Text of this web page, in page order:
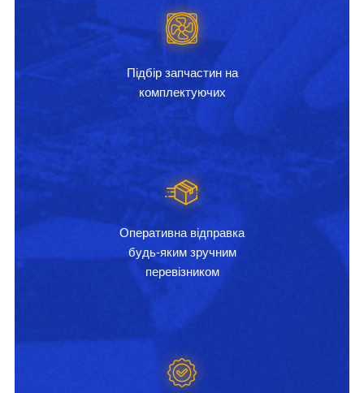
Підбір запчастин на
комплектуючих
Оперативна відправка
будь-яким зручним
перевізником